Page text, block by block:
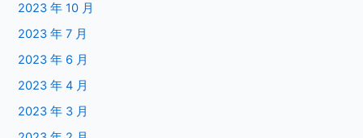
2023 年 10 月
2023 年 7 月
2023 年 6 月
2023 年 4 月
2023 年 3 月